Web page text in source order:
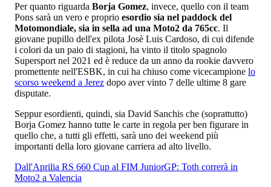
Per quanto riguarda Borja Gomez, invece, quello con il team
Pons sarà un vero e proprio esordio sia nel paddock del
Motomondiale, sia in sella ad una Moto2 da 765cc. Il
giovane pupillo dell'ex pilota Josè Luis Cardoso, di cui difende
i colori da un paio di stagioni, ha vinto il titolo spagnolo
Supersport nel 2021 ed è reduce da un anno da rookie davvero
promettente nell'ESBK, in cui ha chiuso come vicecampione lo
scorso weekend a Jerez dopo aver vinto 7 delle ultime 8 gare
disputate.
Seppur esordienti, quindi, sia David Sanchis che (soprattutto)
Borja Gomez hanno tutte le carte in regola per ben figurare in
quello che, a tutti gli effetti, sarà uno dei weekend più
importanti della loro giovane carriera ad alto livello.
Dall'Aprilia RS 660 Cup al FIM JuniorGP: Toth correrà in
Moto2 a Valencia